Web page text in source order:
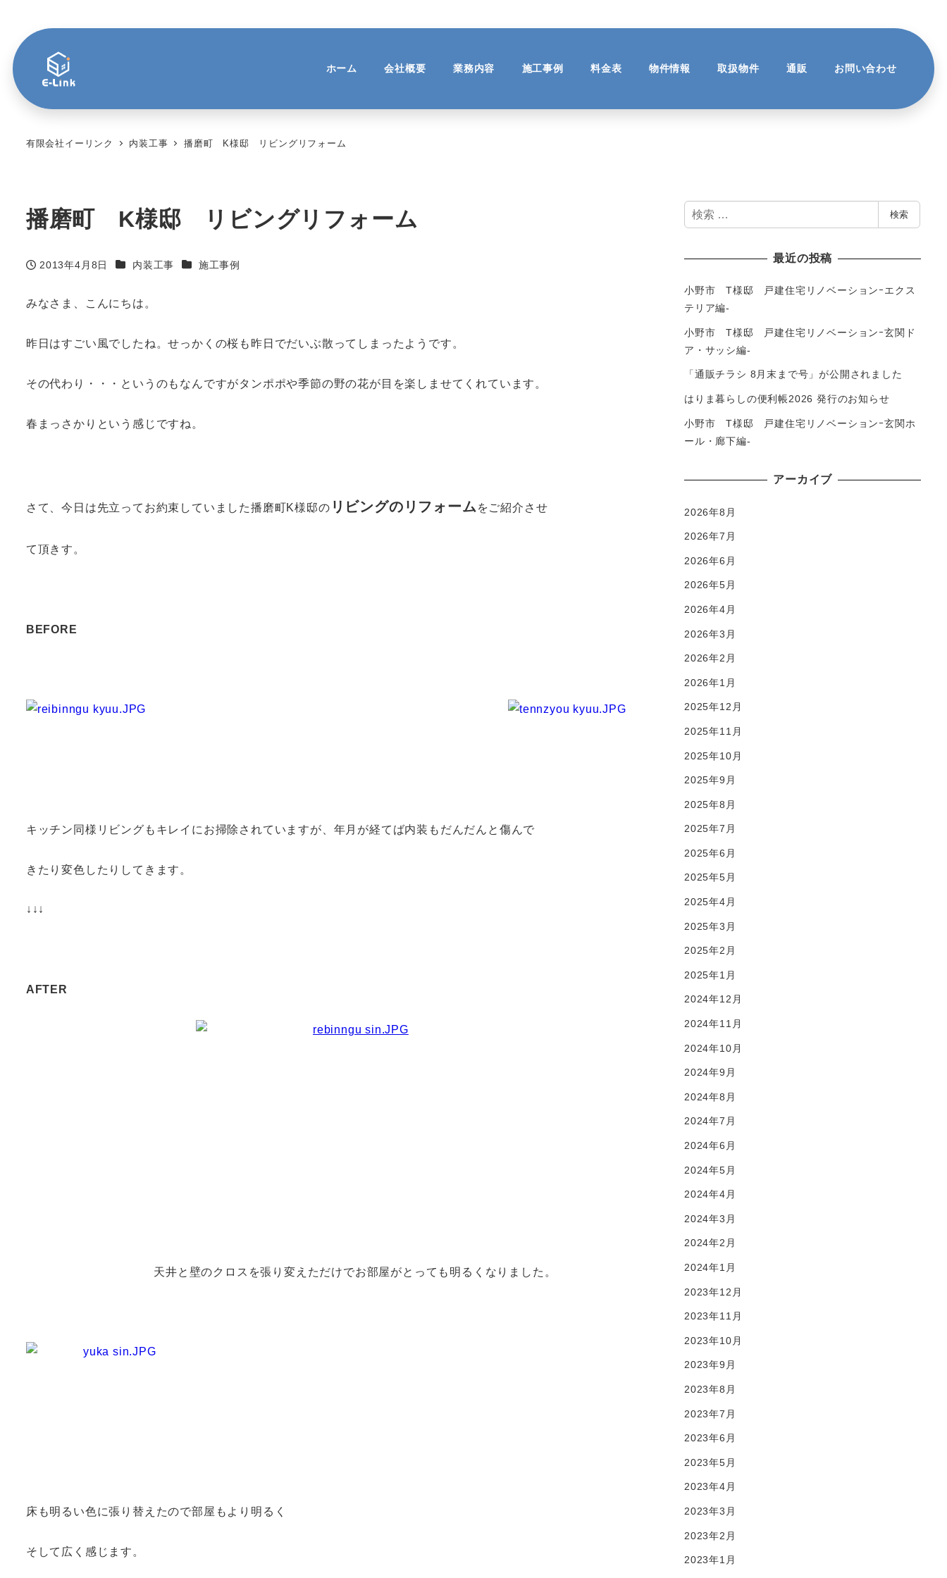
ホーム 会社概要 業務内容 施工事例 料金表 物件情報 取扱物件 通販 お問い合わせ
有限会社イーリンク 内装工事 播磨町 K様邸 リビングリフォーム
播磨町 K様邸 リビングリフォーム
投稿日
2013年4月8日 カテゴリー
内装工事 カテゴリー
施工事例
みなさま、こんにちは。
昨日はすごい風でしたね。せっかくの桜も昨日でだいぶ散ってしまったようです。
その代わり・・・というのもなんですがタンポポや季節の野の花が目を楽しませてくれています。
春まっさかりという感じですね。
さて、今日は先立ってお約束していました播磨町K様邸の リビングのリフォーム をご紹介させ
て頂きす。
BEFORE
キッチン同様リビングもキレイにお掃除されていますが、年月が経てば内装もだんだんと傷んで
きたり変色したりしてきます。
↓↓↓
AFTER
天井と壁のクロスを張り変えただけでお部屋がとっても明るくなりました。
床も明るい色に張り替えたので部屋もより明るく
そして広く感じます。
検
索
検索
最近の投稿
小野市 T様邸 戸建住宅リノベーションｰエクス
テリア編-
小野市 T様邸 戸建住宅リノベーションｰ玄関ド
ア・サッシ編-
「通販チラシ 8月末まで号」が公開されました
はりま暮らしの便利帳2026 発行のお知らせ
小野市 T様邸 戸建住宅リノベーションｰ玄関ホ
ール・廊下編-
アーカイブ
2026年8月
2026年7月
2026年6月
2026年5月
2026年4月
2026年3月
2026年2月
2026年1月
2025年12月
2025年11月
2025年10月
2025年9月
2025年8月
2025年7月
2025年6月
2025年5月
2025年4月
2025年3月
2025年2月
2025年1月
2024年12月
2024年11月
2024年10月
2024年9月
2024年8月
2024年7月
2024年6月
2024年5月
2024年4月
2024年3月
2024年2月
2024年1月
2023年12月
2023年11月
2023年10月
2023年9月
2023年8月
2023年7月
2023年6月
2023年5月
2023年4月
2023年3月
2023年2月
2023年1月